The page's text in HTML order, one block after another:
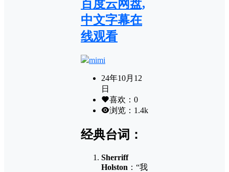
百度云网盘,
中文字幕在
线观看
mimi
24年10月12
日
喜欢： 0
浏览： 1.4k
经典台词：
Sherriff
Holston ：“我